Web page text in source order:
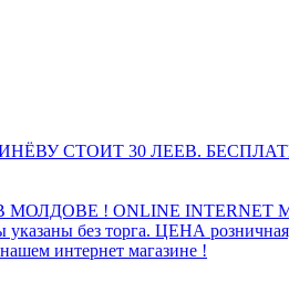
СТОИТ 30 ЛЕЕВ.
! ONLINE INTERNET
указаны без торга. ЦЕНА
интернет магазине !